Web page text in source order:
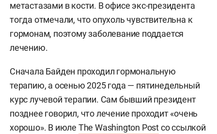
метастазами в кости. В офисе экс-президента
тогда отмечали, что опухоль чувствительна к
гормонам, поэтому заболевание поддается
лечению.
Сначала Байден проходил гормональную
терапию, а осенью 2025 года — пятинедельный
курс лучевой терапии. Сам бывший президент
позднее говорил, что лечение проходит «очень
хорошо». В июле The Washington Postсо ссылкой